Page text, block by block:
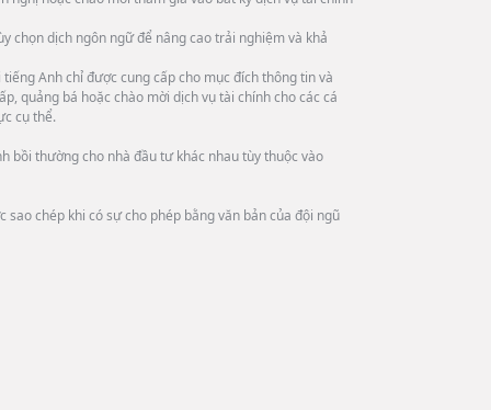
chọn dịch ngôn ngữ để nâng cao trải nghiệm và khả
Anh chỉ được cung cấp cho mục đích thông tin và
quảng bá hoặc chào mời dịch vụ tài chính cho các cá
cụ thể.
bồi thường cho nhà đầu tư khác nhau tùy thuộc vào
chép khi có sự cho phép bằng văn bản của đội ngũ